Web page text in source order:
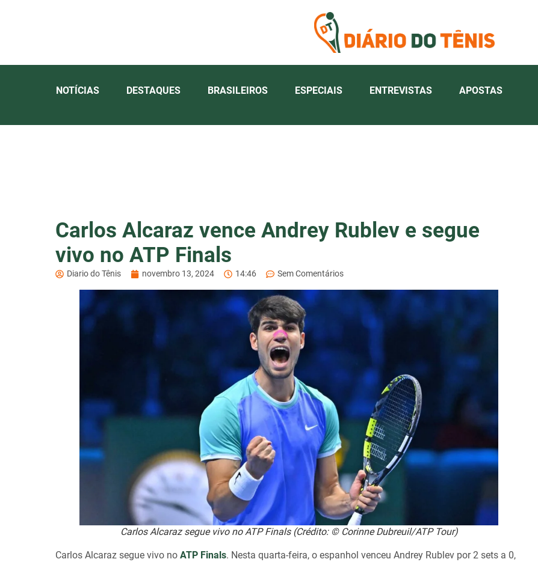
NOTÍCIAS DESTAQUES BRASILEIROS ESPECIAIS ENTREVISTAS APOSTAS
Carlos Alcaraz vence Andrey Rublev e segue
vivo no ATP Finals
Diario do Tênis novembro 13, 2024 14:46 Sem Comentários
Carlos Alcaraz segue vivo no ATP Finals (Crédito: © Corinne Dubreuil/ATP Tour)
Carlos Alcaraz segue vivo no ATP Finals. Nesta quarta-feira, o espanhol venceu Andrey Rublev por 2 sets a 0,